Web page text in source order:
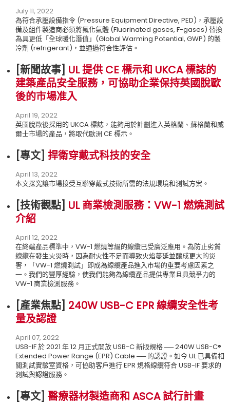
July 11, 2022
為符合承壓設備指令 (Pressure Equipment Directive, PED)，承壓設
備及組件製造商必須將氟化氣體 (Fluorinated gases, F-gases) 替換
為具更低「全球暖化潛值」(Global Warming Potential, GWP) 的製
冷劑 (refrigerant)，並通過符合性評估。
[新聞故事] UL 提供 CE 標示和 UKCA 標誌的
建築產品安全服務，可協助企業保持英國脫歐
後的市場准入
April 19, 2022
英國脫歐後採用的 UKCA 標誌，能夠用於計劃進入英格蘭、蘇格蘭和威
爾士市場的產品，將取代歐洲 CE 標示。
[專文] 捍衛穿戴式科技的安全
April 13, 2022
本文探究讓市場接受互聯穿戴式技術所需的法規環境和測試方案。
[技術觀點] UL 商業檢測服務：VW-1 燃燒測試
介紹
April 12, 2022
在終端產品標準中，VW-1 燃燒等級的線纜已受廣泛應用。為防止劣質
線纜在發生火災時，因為耐火性不足而導致火焰蔓延並釀成更大的災
害，「VW-1 燃燒測試」即成為線纜產品進入市場的重要考慮因素之
一。我們的豐厚經驗，使我們能夠為線纜產品提供專業且具競爭力的
VW-1 商業檢測服務。
[產業焦點] 240W USB-C EPR 線纜安全性考
量及認證
April 07, 2022
USB-IF 於 2021 年 12 月正式開放 USB-C 新版規格 ── 240W USB-C®
Extended Power Range (EPR) Cable ── 的認證。如今 UL 已具備相
關測試實驗室資格，可協助客戶進行 EPR 規格線纜符合 USB-IF 要求的
測試與認證服務。
[專文] 醫療器材製造商和 ASCA 試行計畫